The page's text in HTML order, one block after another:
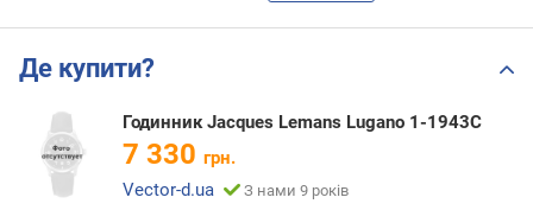
Де купити?
Годинник Jacques Lemans Lugano 1-1943C
7 330 грн.
Vector-d.ua
З нами 9 років